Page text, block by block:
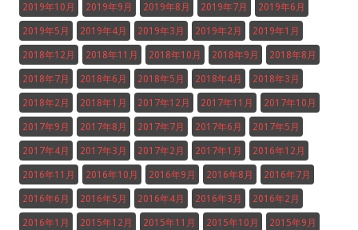
2019年10月 2019年9月 2019年8月 2019年7月 2019年6月
2019年5月 2019年4月 2019年3月 2019年2月 2019年1月
2018年12月 2018年11月 2018年10月 2018年9月 2018年8月
2018年7月 2018年6月 2018年5月 2018年4月 2018年3月
2018年2月 2018年1月 2017年12月 2017年11月 2017年10月
2017年9月 2017年8月 2017年7月 2017年6月 2017年5月
2017年4月 2017年3月 2017年2月 2017年1月 2016年12月
2016年11月 2016年10月 2016年9月 2016年8月 2016年7月
2016年6月 2016年5月 2016年4月 2016年3月 2016年2月
2016年1月 2015年12月 2015年11月 2015年10月 2015年9月